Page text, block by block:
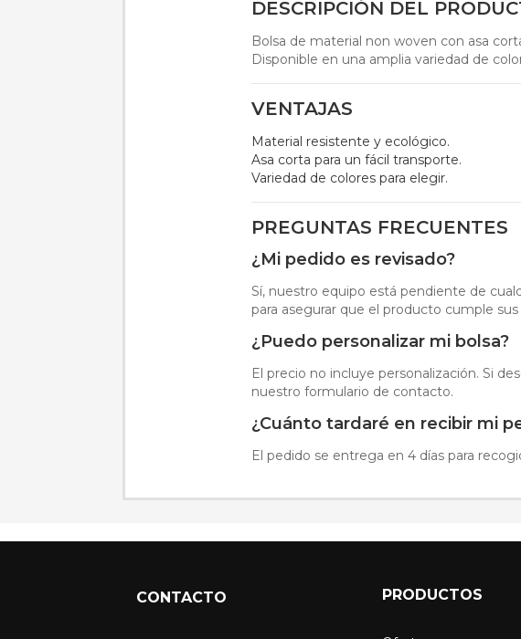
DESCRIPCIÓN DEL
Bolsa de material non woven con asa
Disponible en una amplia variedad de
VENTAJAS
Material resistente y ecológico.
Asa corta para un fácil transporte.
Variedad de colores para elegir.
PREGUNTAS FRECUENTES
¿Mi pedido es revisado?
Sí, nuestro equipo está pendiente de
para asegurar que el producto cumple
¿Puedo personalizar mi bolsa?
El precio no incluye personalización. Si
nuestro formulario de contacto.
¿Cuánto tardaré en recibir mi
El pedido se entrega en 4 días para
CONTACTO PRODUCTOS